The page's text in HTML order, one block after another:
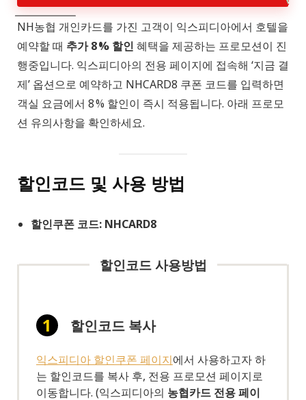
NH농협 개인카드를 가진 고객이 익스피디아에서 호텔을
예약할 때 추가 8 % 할인 혜택을 제공하는 프로모션이 진
행중입니다. 익스피디아의 전용 페이지에 접속해 ‘지금 결
제’ 옵션으로 예약하고 NHCARD8 쿠폰 코드를 입력하면
객실 요금에서 8 % 할인이 즉시 적용됩니다. 아래 프로모
션 유의사항을 확인하세요.
할인코드 및 사용 방법
할인쿠폰 코드: NHCARD8
할인코드 사용방법
할인코드 복사
익스피디아 할인쿠폰 페이지에서 사용하고자 하
는 할인코드를 복사 후, 전용 프로모션 페이지로
이동합니다. (익스피디아의 농협카드 전용 페이